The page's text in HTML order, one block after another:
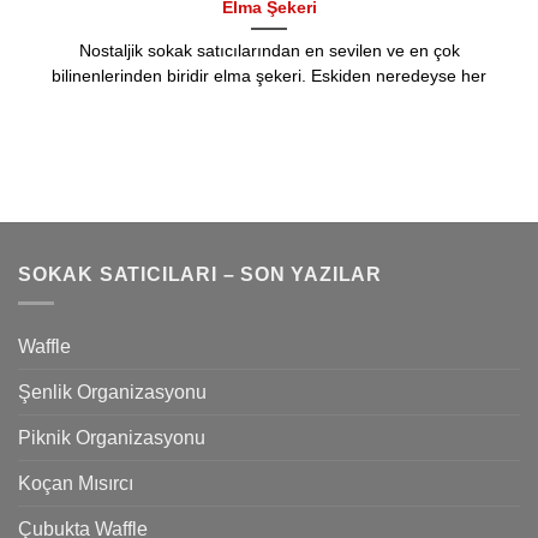
Elma Şekeri
Nostaljik sokak satıcılarından en sevilen ve en çok
bilinenlerinden biridir elma şekeri. Eskiden neredeyse her
SOKAK SATICILARI – SON YAZILAR
Waffle
Şenlik Organizasyonu
Piknik Organizasyonu
Koçan Mısırcı
Çubukta Waffle